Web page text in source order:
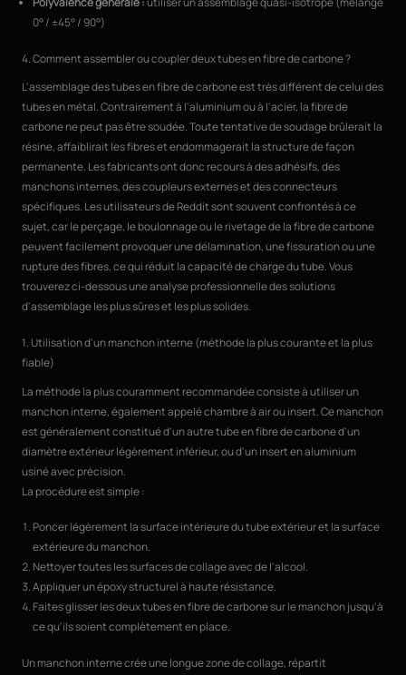
0° / ±45° / 90°)
4. Comment assembler ou coupler deux tubes en fibre de carbone ?
L'assemblage des tubes en fibre de carbone est très différent de celui des
tubes en métal. Contrairement à l'aluminium ou à l'acier, la fibre de
carbone ne peut pas être soudée. Toute tentative de soudage brûlerait la
résine, affaiblirait les fibres et endommagerait la structure de façon
permanente. Les fabricants ont donc recours à des adhésifs, des
manchons internes, des coupleurs externes et des connecteurs
spécifiques. Les utilisateurs de Reddit sont souvent confrontés à ce
sujet, car le perçage, le boulonnage ou le rivetage de la fibre de carbone
peuvent facilement provoquer une délamination, une fissuration ou une
rupture des fibres, ce qui réduit la capacité de charge du tube. Vous
trouverez ci-dessous une analyse professionnelle des solutions
d'assemblage les plus sûres et les plus solides.
1. Utilisation d'un manchon interne (méthode la plus courante et la plus
fiable)
La méthode la plus couramment recommandée consiste à utiliser un
manchon interne, également appelé chambre à air ou insert. Ce manchon
est généralement constitué d'un autre tube en fibre de carbone d'un
diamètre extérieur légèrement inférieur, ou d'un insert en aluminium
usiné avec précision.
La procédure est simple :
Poncer légèrement la surface intérieure du tube extérieur et la surface
extérieure du manchon.
Nettoyer toutes les surfaces de collage avec de l'alcool.
Appliquer un époxy structurel à haute résistance.
Faites glisser les deux tubes en fibre de carbone sur le manchon jusqu'à
ce qu'ils soient complètement en place.
Un manchon interne crée une longue zone de collage, répartit